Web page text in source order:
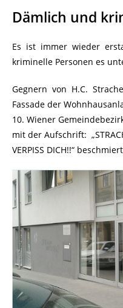
Dämlich und
Es ist immer wieder
kriminelle Personen es
Gegnern von H.C.
Fassade der
10. Wiener
mit der Aufschrift:
VERPISS DICH!!“